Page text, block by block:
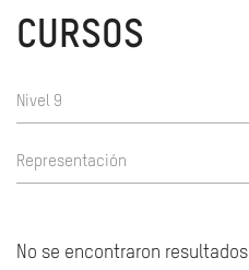
CURSOS
Nivel 9
Representación
No se encontraron resultados